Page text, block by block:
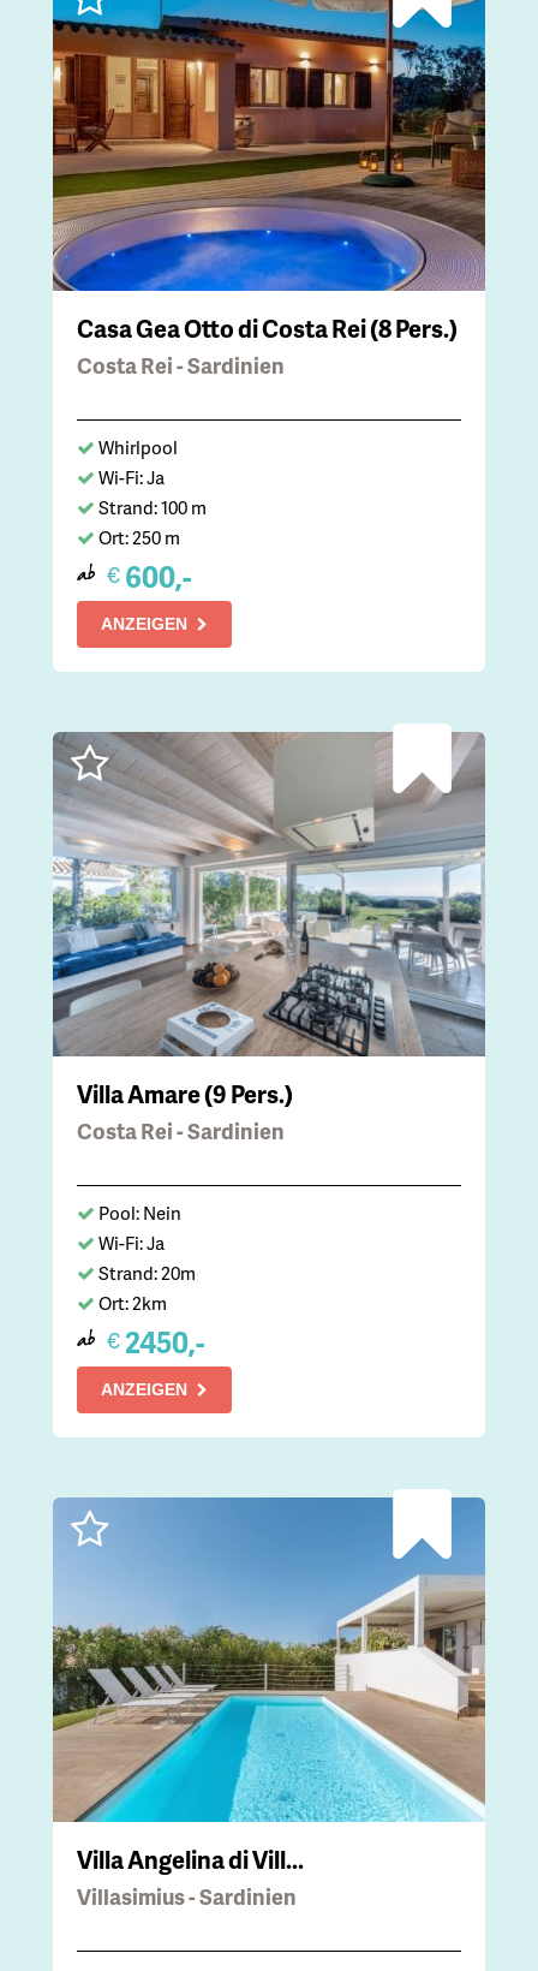
Casa Gea Otto di Costa Rei (8 Pers.)
Costa Rei - Sardinien
Whirlpool
Wi-Fi: Ja
Strand: 100 m
Ort: 250 m
ab € 600,-
ANZEIGEN
Villa Amare (9 Pers.)
Costa Rei - Sardinien
Pool: Nein
Wi-Fi: Ja
Strand: 20m
Ort: 2km
ab €2450,-
ANZEIGEN
Villa Angelina di Vill...
Villasimius - Sardinien